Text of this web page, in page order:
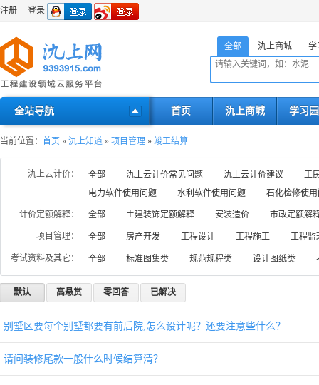
注册 登录
全部 氿上商城 学
全站导航 首页 氿上商城 学习
当前位置： 首页 » 氿上知道 » 项目管理 » 竣工结算
氿上云计价： 全部 氿上云计价常见问题 氿上云计价建议
工
电力软件使用问题
水利软件使用问题 石化检修使
计价定额解释： 全部 土建装饰定额解释 安装造价 市政定额解
项目管理： 全部 房产开发 工程设计 工程施工 工程监
考试资料及其它： 全部 标准图集类 规范规程类 设计图纸类
默认 高悬赏 零回答 已解决
别墅区要每个别墅都要有前后院,怎么设计呢？还要注意些什么？
请问装修尾款一般什么时候结算清？